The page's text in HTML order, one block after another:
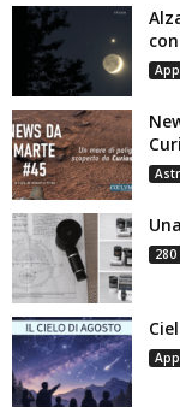
280